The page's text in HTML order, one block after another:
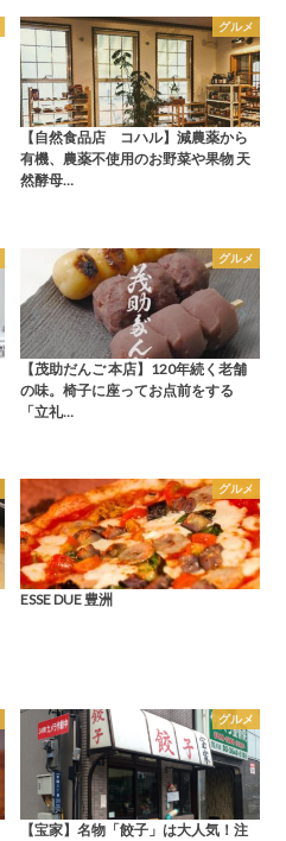
グルメ
【自然食品店 コハル】減農薬から
有機、農薬不使用のお野菜や果物 天
然酵母…
グルメ
【茂助だんご 本店】120年続く老舗
の味。椅子に座ってお点前をする
「立礼…
グルメ
ESSE DUE 豊洲
グルメ
【宝家】名物「餃子」は大人気！注